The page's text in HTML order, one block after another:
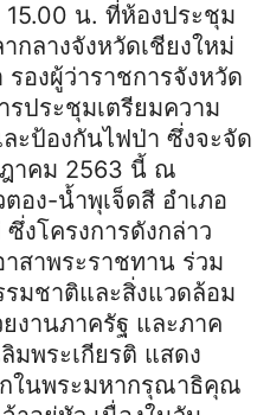
น. ที่ห้องประชุม
กลางจังหวัดเชียงใหม่
องผู้ว่าราชการจังหวัด
รประชุมเตรียมความ
ะป้องกันไฟป่า ซึ่งจะจัด
าคม 2563 นี้ ณ
อง-น้ำพุเจ็ดสี อำเภอ
งโครงการดังกล่าว
สาพระราชทาน ร่วม
รมชาติและสิ่งแวดล้อม
งานภาครัฐ และภาค
มพระเกียรติ แสดง
ในพระมหากรุณาธิคุณ